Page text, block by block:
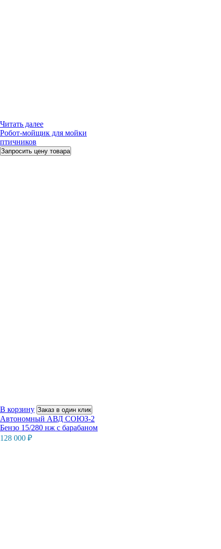
Читать далее
Робот-мойщик для мойки
птичников
Запросить цену товара
В корзину Заказ в один клик
Автономный АВД СОЮЗ-2
Бензо 15/280 нж с барабаном
128 000 ₽